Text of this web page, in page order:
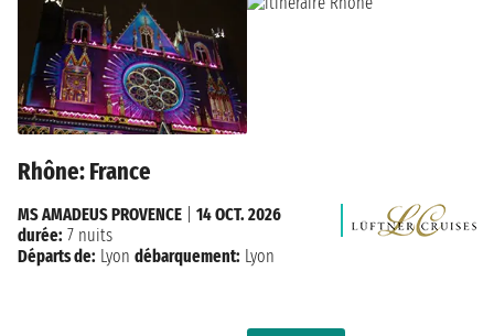
Rhône: France
MS AMADEUS PROVENCE
14 OCT. 2026
durée: 7 nuits
Départs de: Lyon débarquement: Lyon